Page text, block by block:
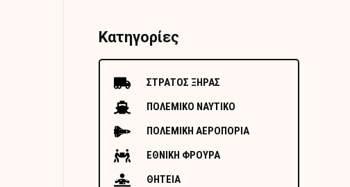
Κατηγορίες
ΣΤΡΑΤΟΣ ΞΗΡΑΣ
ΠΟΛΕΜΙΚΟ ΝΑΥΤΙΚΟ
ΠΟΛΕΜΙΚΗ ΑΕΡΟΠΟΡΙΑ
ΕΘΝΙΚΗ ΦΡΟΥΡΑ
ΘΗΤΕΙΑ